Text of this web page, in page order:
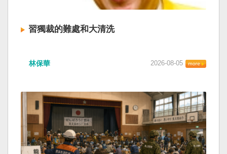
習獨裁的難處和大清洗
林保華 2026-08-05